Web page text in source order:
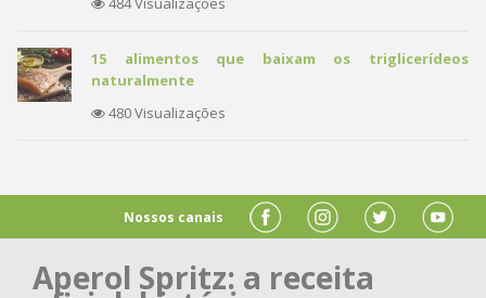
15 alimentos que baixam os triglicerídeos
naturalmente
480 Visualizações
Nossos canais
Aperol Spritz: a receita